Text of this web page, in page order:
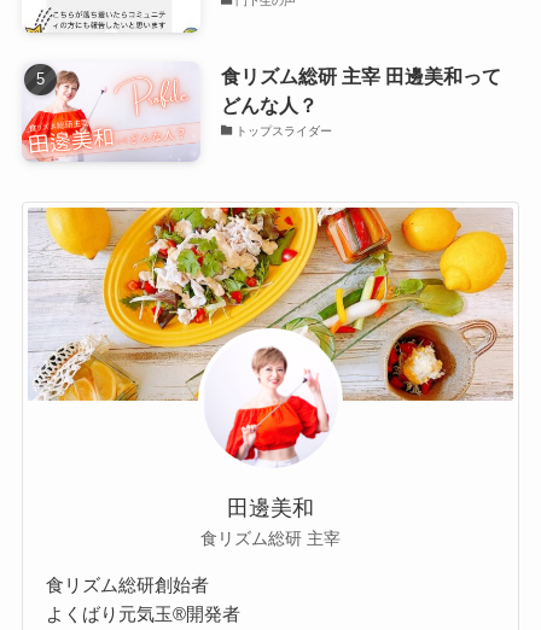
食リズム総研 主宰 田邊美和って
どんな人？
トップスライダー
田邊美和
食リズム総研 主宰
食リズム総研創始者
よくばり元気玉®開発者